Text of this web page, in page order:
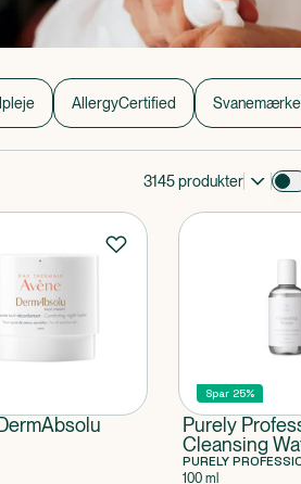
AllergyCertified
3145produkter
Spar 25%
Purely
Cleansing
PURELY
100 ml